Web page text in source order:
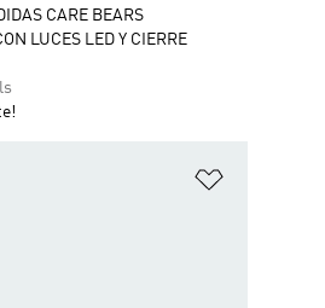
CARE BEARS
LUCES LED Y CIERRE